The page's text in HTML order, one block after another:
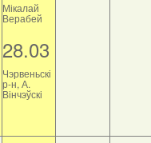
Мікалай
Верабей
28.03
Чэрвеньскі
р-н, А.
Вінчэўскі